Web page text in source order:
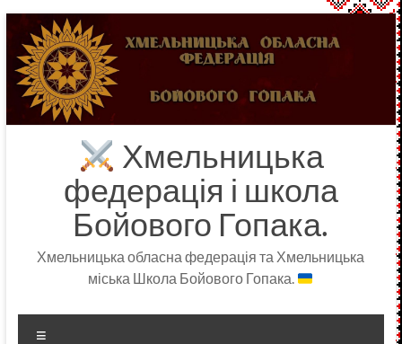
Перейти
вмісту
Хмельницька
федерація і школа
Бойового Гопака.
Хмельницька обласна федерація та Хмельницька
міська Школа Бойового Гопака.